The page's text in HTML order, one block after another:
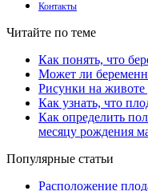
Контакты
Читайте по теме
Как понять, что
Может ли
Рисунки на
Как узнать, что
Как определить
месяцу рождения
Популярные статьи
Расположение